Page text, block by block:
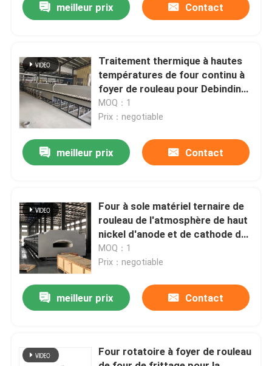
Maison
Au sujet de nous
Visite d'usine
Contrôle de qualité
Nouvelles
Cas
Demandez une citation
Four poussoir
meilleur prix Contact
Traitement thermique à hautes
températures de four continu à
foyer de rouleau pour Debinding
et l'agglomération de la
céramique de la couche mince
MOQ：1
Prix：negotiable
meilleur prix Contact
Four à sole matériel ternaire de
rouleau de l'atmosphère de haut
nickel d'anode et de cathode de
batterie au lithium
MOQ：1
Prix：negotiable
meilleur prix Contact
Four rotatoire à foyer de rouleau